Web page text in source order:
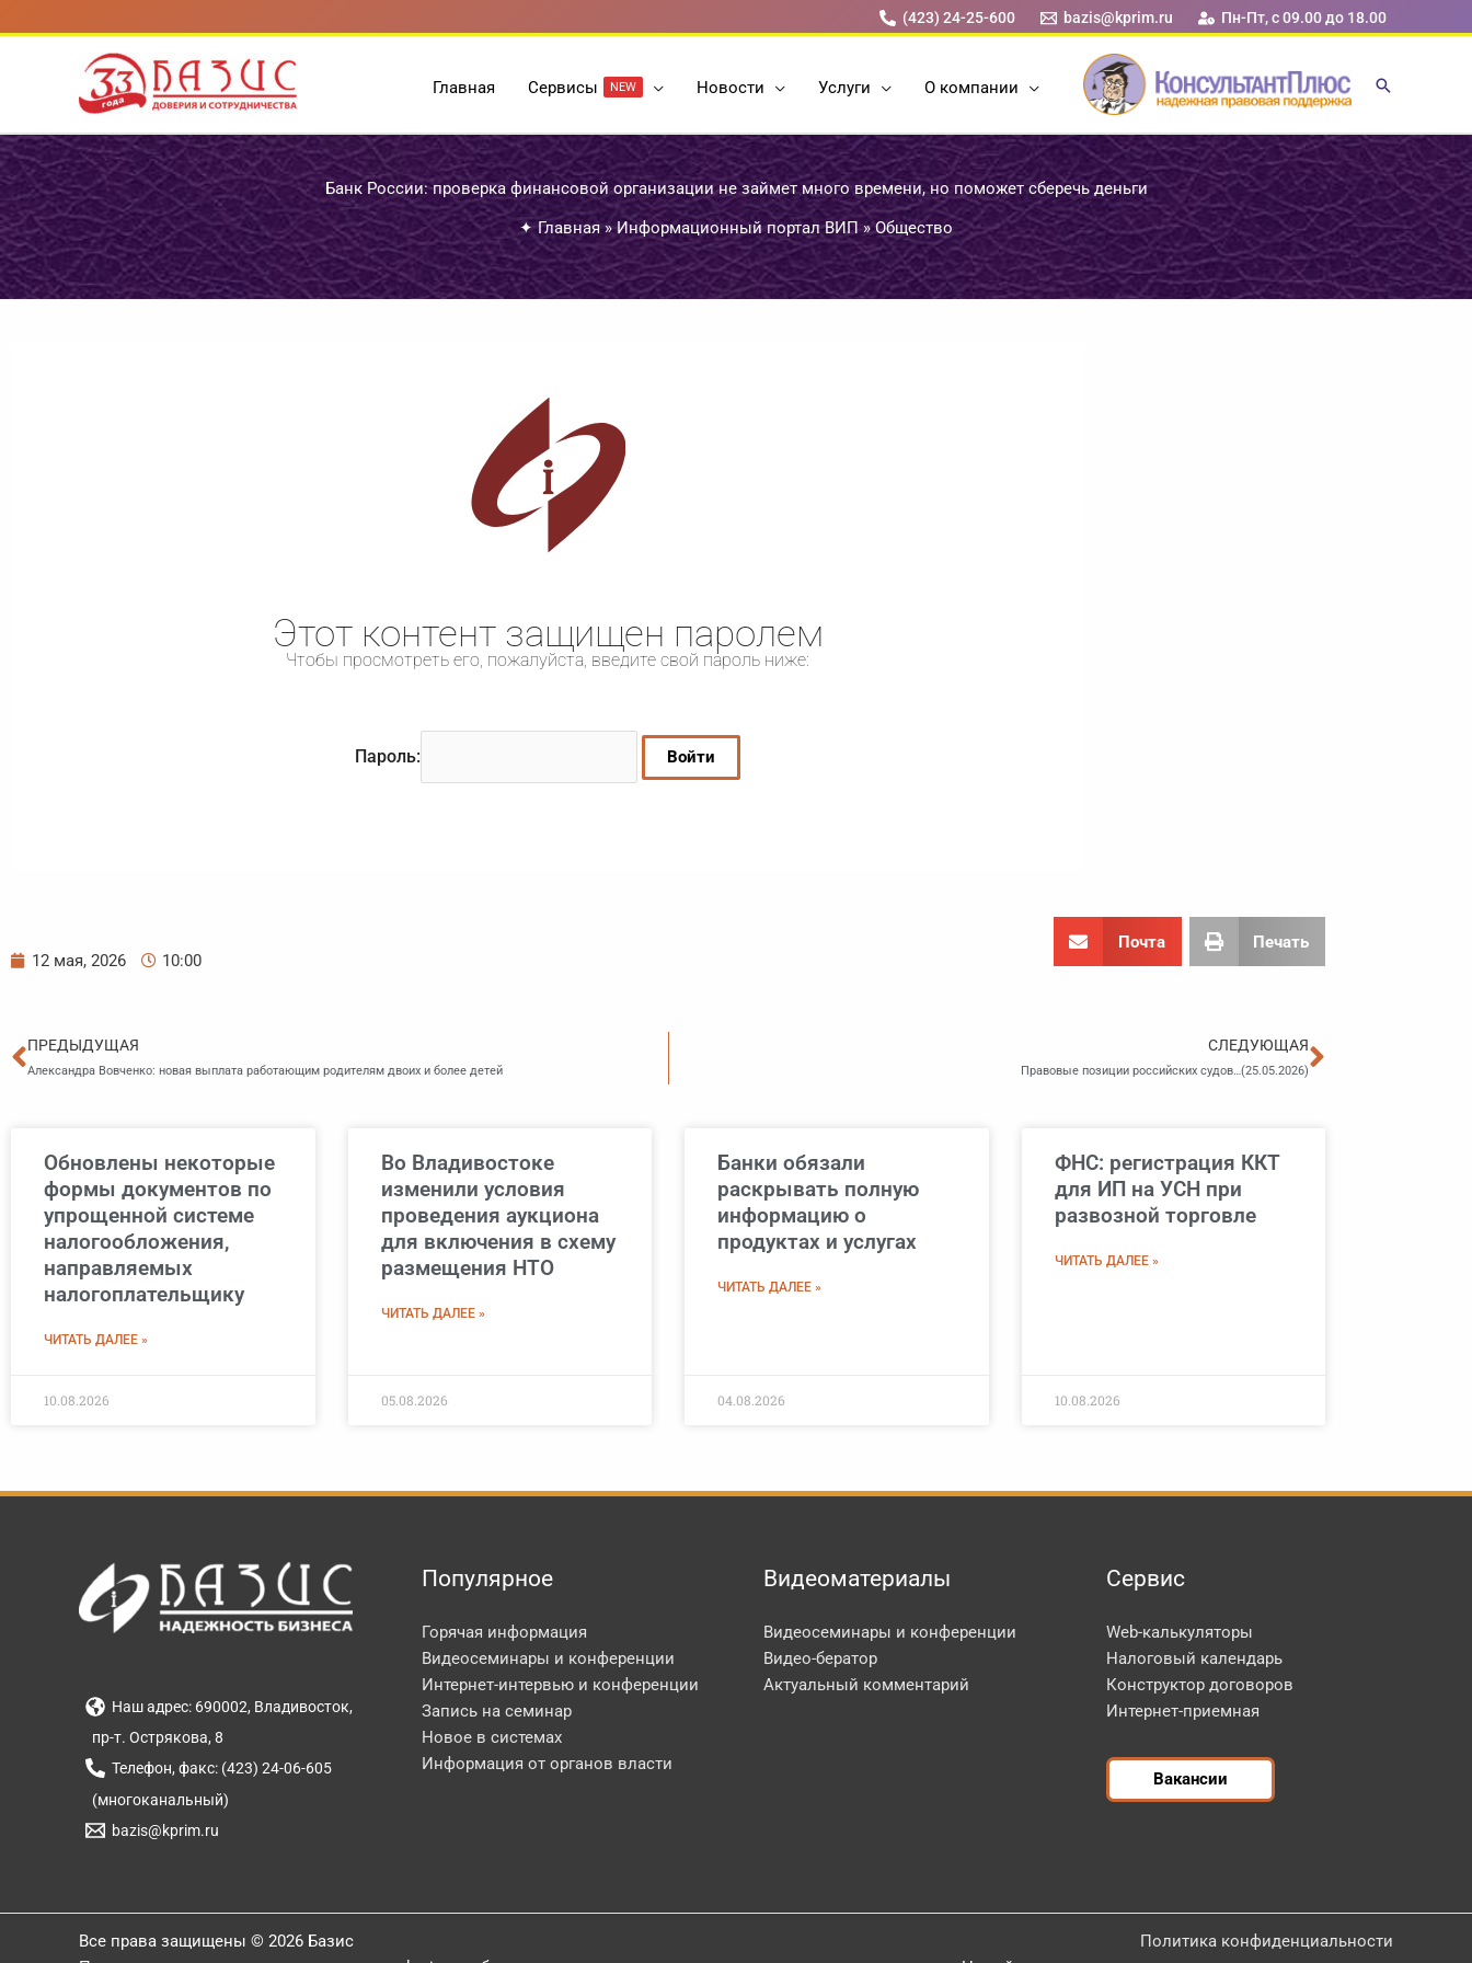
к
содержимому
(423) 24-25-600 bazis@kprim.ru Пн-Пт, с 09.00 до 18.00
Главная Cервисы NEW Новости Услуги О компании
Банк России: проверка финансовой организации не займет много времени, но поможет сберечь деньги
✦ Главная » Информационный портал ВИП »Общество
Этот контент защищен паролем
Чтобы просмотреть его, пожалуйста, введите свой пароль ниже:
Пароль:
12 мая, 2026 10:00
Почта Печать
Пред
ПРЕДЫДУЩАЯ
Александра Вовченко: новая выплата работающим родителям двоих и более детей
СЛЕДУЮЩАЯ
Правовые позиции российских судов…(25.05.2026)
Обновлены некоторые
формы документов по
упрощенной системе
налогообложения,
направляемых
налогоплательщику
ЧИТАТЬ ДАЛЕЕ »
10.08.2026
Во Владивостоке
изменили условия
проведения аукциона
для включения в схему
размещения НТО
ЧИТАТЬ ДАЛЕЕ »
05.08.2026
Банки обязали
раскрывать полную
информацию о
продуктах и услугах
ЧИТАТЬ ДАЛЕЕ »
04.08.2026
ФНС: регистрация ККТ
для ИП на УСН при
развозной торговле
ЧИТАТЬ ДАЛЕЕ »
10.08.2026
Наш адрес: 690002, Владивосток,
пр-т. Острякова, 8
Телефон, факс: (423) 24-06-605
(многоканальный)
bazis@kprim.ru
Популярное
Горячая информация
Видеосеминары и конференции
Интернет-интервью и конференции
Запись на семинар
Новое в системах
Информация от органов власти
Видеоматериалы
Видеосеминары и конференции
Видео-бератор
Актуальный комментарий
Сервис
Web-калькуляторы
Налоговый календарь
Конструктор договоров
Интернет-приемная
Вакансии
Все права защищены © 2026 Базис
Политика конфиденциальности